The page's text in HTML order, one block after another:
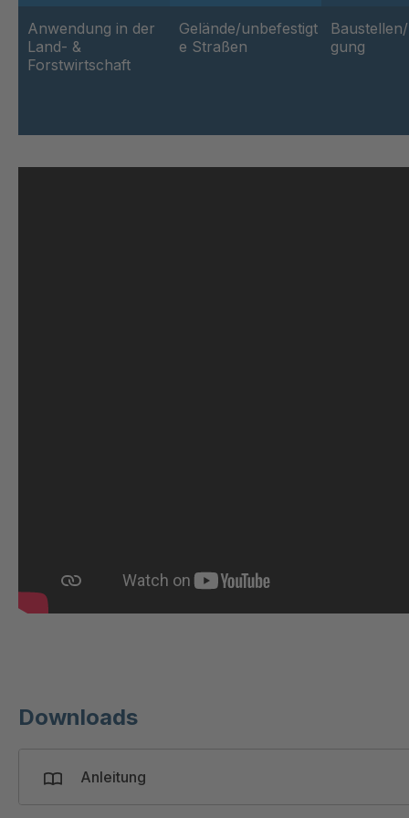
Anwendung in der
Land- &
Forstwirtschaft
Gelände/unbefestigt
e Straßen
gung
Downloads
Anleitung